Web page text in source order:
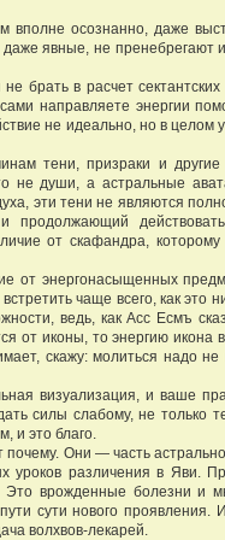
осознанно, даже
явные, не пренебрегают
в расчет сектантских
направляете энергии
не идеально, но в целом
тени, призраки и другие
не души, а астральные
эти тени не являются
продолжающий
от скафандра,
энергонасыщенных
чаще всего, как это
ведь, как Асс Есмъ
от иконы, то энергию
скажу: молиться надо
визуализация, и ваше
силы слабому, не только
и это благо.
Они — часть
уроков различения в Яви.
врожденные болезни и
сути нового
волхвов-лекарей.